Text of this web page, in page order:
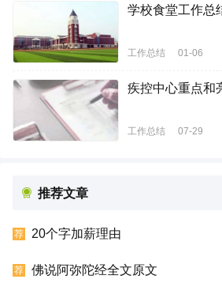
学校食堂工作总
工作总结 01-06
疾控中心重点和
工作总结 07-29
推荐文章
荐 20个字加薪理由
荐 佛说阿弥陀经全文原文